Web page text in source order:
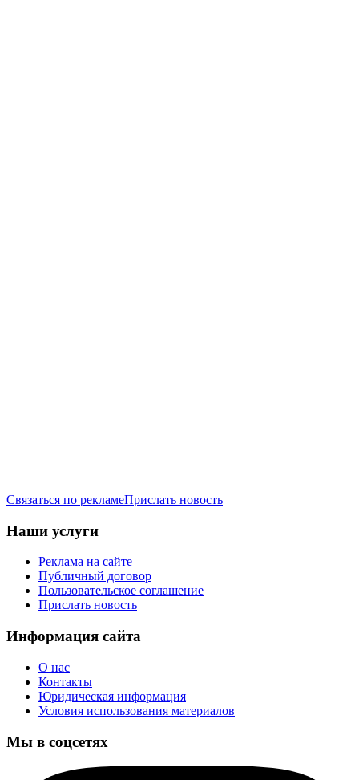
Связаться по рекламеПрислать новость
Наши услуги
Реклама на сайте
Публичный договор
Пользовательское соглашение
Прислать новость
Информация сайта
О нас
Контакты
Юридическая информация
Условия использования материалов
Мы в соцсетях